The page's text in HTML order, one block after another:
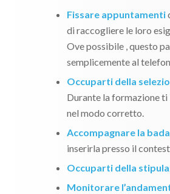
Fissare appuntamenti
di raccogliere le loro
Ove possibile , questo
semplicemente al
Occuparti della
Durante la formazione
nel modo corretto.
Accompagnare la
inserirla presso il
Occuparti della
Monitorare